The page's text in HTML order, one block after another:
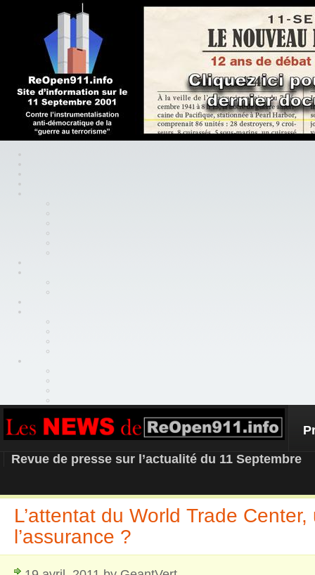
REOPEN911 – NEWS
Revue de presse sur l’actualité du 11 Septembre
L’attentat du World Trade
l’assurance ?